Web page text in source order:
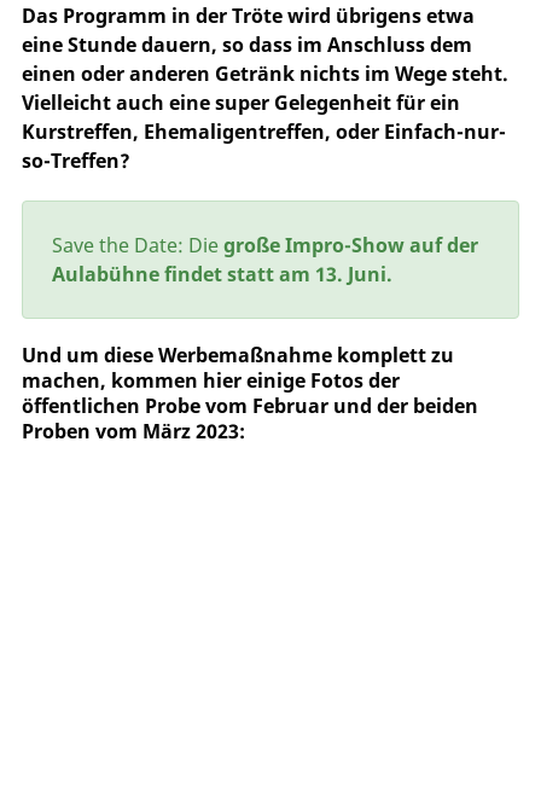
Das Programm in der Tröte wird übrigens etwa
eine Stunde dauern, so dass im Anschluss dem
einen oder anderen Getränk nichts im Wege steht.
Vielleicht auch eine super Gelegenheit für ein
Kurstreffen, Ehemaligentreffen, oder Einfach-nur-
so-Treffen?
Save the Date: Diegroße Impro-Showauf der
Aulabühne findet stattam 13. Juni.
Und um diese Werbemaßnahme komplett zu
machen, kommen hier einige Fotos der
öffentlichen Probe vom Februar und der beiden
Proben vom März 2023: